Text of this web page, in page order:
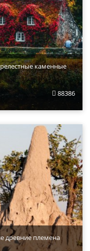
каменные
88386
древние племена